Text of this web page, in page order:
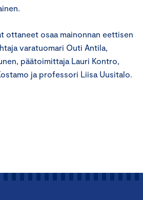
ottaneet osaa mainonnan eettisen
varatuomari Outi Antila,
päätoimittaja Lauri Kontro,
ja professori Liisa Uusitalo.